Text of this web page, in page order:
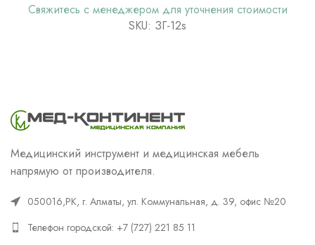
Свяжитесь с менеджером для уточнения стоимости
SKU: ЗГ-12s
Медицинский инструмент и медицинская мебель
напрямую от производителя.
050016,РК, г. Алматы, ул. Коммунальная, д. 39, офис №20
Телефон городской: +7 (727) 221 85 11